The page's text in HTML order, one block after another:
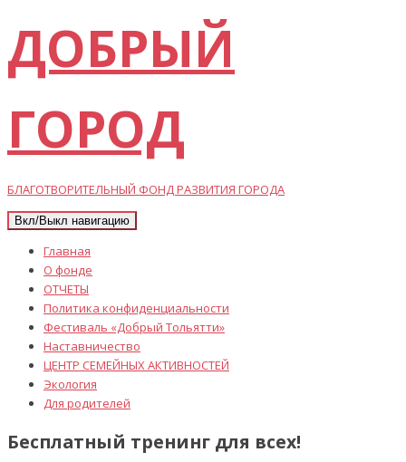
ДОБРЫЙ
ГОРОД
БЛАГОТВОРИТЕЛЬНЫЙ ФОНД РАЗВИТИЯ ГОРОДА
Вкл/Выкл навигацию
Главная
О фонде
ОТЧЕТЫ
Политика конфиденциальности
Фестиваль «Добрый Тольятти»
Наставничество
ЦЕНТР СЕМЕЙНЫХ АКТИВНОСТЕЙ
Экология
Для родителей
Бесплатный тренинг для всех!